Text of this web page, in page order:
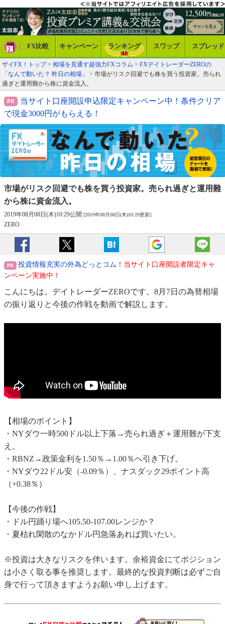
FX比較 キャンペーン ランキング スワップ スプレッド
ザイFX！トップ> 相場を見通す超強力FXコラム > FXデイトレーダーZEROの
「なんで動いた？ 昨日の相場」
> 市場がリスク回避でも株を買う投資家。売られ
過ぎと運用難から株に資金流入。
当サイト口座開設申込限定キャンペーン中！条件クリア
で現金3000円がもらえる！
市場がリスク回避でも株を買う投資家。 売られ過ぎと運用難
から株に資金流入。
2019年08月08日(木)10:29公開 [2019年08月08日(木)10:29更新]
ZERO
投資情報充実の外為どっとコム！ 当サイト口座開設者限定キャ
ンペーン実施中！
こんにちは。デイトレーダーZEROです。8月7日の為替相場
の振り返りと今後の作戦を動画で解説します。
【相場のポイント】
・NYダウ一時500ドル以上下落→売られ過ぎ＋運用難が下支
え。
・RBNZ→政策金利を1.50％→1.00％へ引き下げ。
・NYダウ22ドル安（-0.09％）、ナスダック29ポイント高
（+0.38％）
【今後の作戦】
・ドル円踊り場へ105.50-107.00レンジか？
・夏枯れ閑散のなかドル円急落あれば買いたい。
※投資は大きなリスクを伴います。余裕資金にてポジション
は小さく取る事を推奨します。最終的な投資判断は必ずご自
身で行って頂きますようお願い申し上げます。